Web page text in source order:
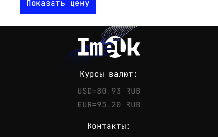
Показать цену
Курсы валют:
USD=80.93 RUB
EUR=93.20 RUB
Контакты: